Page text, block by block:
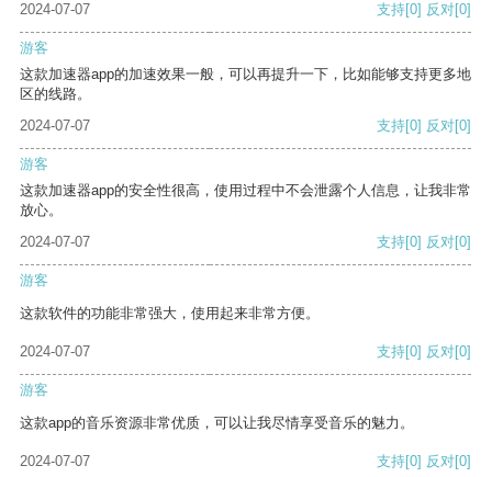
2024-07-07 支持[0] 反对[0]
游客
这款加速器app的加速效果一般，可以再提升一下，比如能够支持更多地
区的线路。
2024-07-07
支持[0] 反对[0]
游客
这款加速器app的安全性很高，使用过程中不会泄露个人信息，让我非常
放心。
2024-07-07
支持[0] 反对[0]
游客
这款软件的功能非常强大，使用起来非常方便。
2024-07-07 支持[0] 反对[0]
游客
这款app的音乐资源非常优质，可以让我尽情享受音乐的魅力。
2024-07-07 支持[0] 反对[0]